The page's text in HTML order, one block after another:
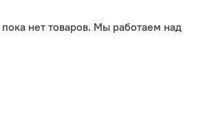
нет товаров. Мы работаем над